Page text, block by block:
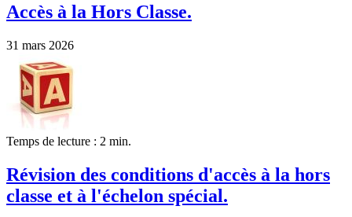
Accès à la Hors Classe.
31 mars 2026
Temps de lecture : 2 min.
Révision des conditions d'accès à la hors
classe et à l'échelon spécial.